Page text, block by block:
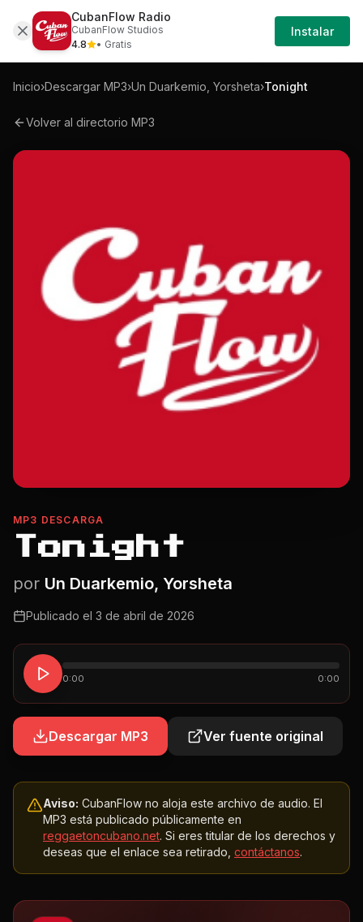
Mp3 Un-duarkemio-yorsheta-tonight-mp3
Iniciar
Sesión
Inicio›Descargar MP3›Un Duarkemio, Yorsheta›Tonight
Volver al directorio MP3
MP3 DESCARGA
Tonight
por Un Duarkemio, Yorsheta
Publicado el 3 de abril de 2026
0:00 0:00
Descargar MP3 Ver fuente original
Aviso: CubanFlow no aloja este archivo de audio. El
MP3 está publicado públicamente en
reggaetoncubano.net. Si eres titular de los derechos y
deseas que el enlace sea retirado, contáctanos.
CubanFlow Radio
CubanFlow Studios
4.8
• Gratis
Instalar